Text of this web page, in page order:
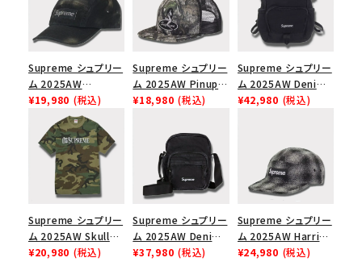
Supreme シュプリー
ム 2025AW
Overdyed Camp
Cap オーバーダイド
キャンプキャップ ブ
ラック
¥19,980 (税込)
Supreme シュプリー
ム 2025AW Pinup
Mesh Back 5-Panel
ュバック 5パネルキャ
ップ トゥルーティン
バーHTC フォールカ
¥18,980 (税込)
Supreme シュプリー
ム 2025AW Denim
Backpack デニム バ
¥42,980 (税込)
Supreme シュプリー
ム 2025AW Skull
Tee スカル Tシャ
¥20,980 (税込)
Supreme シュプリー
ム 2025AW Denim
Shoulder Bag デニ
¥37,980 (税込)
Supreme シュプリー
ム 2025AW Harris
Tweed Camp Cap
¥24,980 (税込)